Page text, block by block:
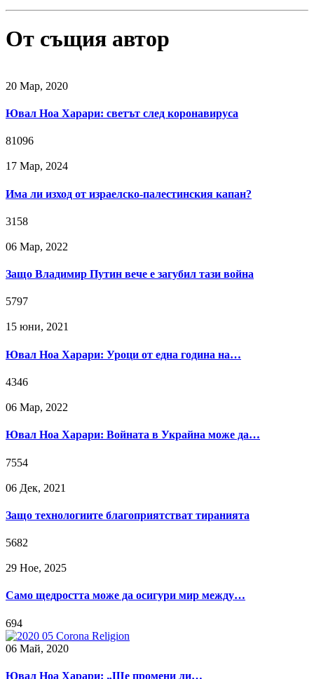
От същия автор
20 Мар, 2020
Ювал Ноа Харари: светът след коронавируса
81096
17 Мар, 2024
Има ли изход от израелско-палестинския капан?
3158
06 Мар, 2022
Защо Владимир Путин вече е загубил тази война
5797
15 юни, 2021
Ювал Ноа Харари: Уроци от една година на…
4346
06 Мар, 2022
Ювал Ноа Харари: Войната в Украйна може да…
7554
06 Дек, 2021
Защо технологиите благоприятстват тиранията
5682
29 Ное, 2025
Само щедростта може да осигури мир между…
694
06 Май, 2020
Ювал Ноа Харари: „Ще промени ли…